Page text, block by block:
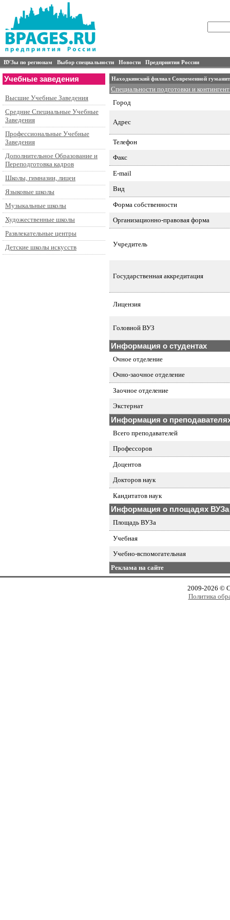
ВУЗы по регионам Выбор специальности Новости Предприятия России
Учебные заведения
Высшие Учебные Заведения
Средние Специальные Учебные
Заведения
Профессиональные Учебные
Заведения
Дополнительное Образование и
Переподготовка кадров
Школы, гимназии, лицеи
Языковые школы
Музыкальные школы
Художественные школы
Развлекательные центры
Детские школы искусств
Находкинский филиал Современной
Специальности подготовки и
Город
Адрес
Телефон
Факс
E-mail
Вид
Форма собственности
Организационно-правовая форма
Учредитель
Государственная аккредитация
Лицензия
Головной ВУЗ
Информация о студентах
Очное отделение
Очно-заочное отделение
Заочное отделение
Экстернат
Информация о
Всего преподавателей
Профессоров
Доцентов
Докторов наук
Кандитатов наук
Информация о площадях ВУЗа
Площадь ВУЗа
Учебная
Учебно-вспомогательная
Реклама на сайте
2009-2026 ©
Политика